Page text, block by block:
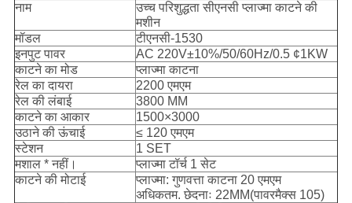
नाम
उच्च परिशुद्धता सीएनसी प्लाज्मा काटने की
मशीन
मॉडल
टीएनसी-1530
इनपुट पावर
AC 220V±10%/50/60Hz/0.5 ¢1KW
काटने का मोड
प्लाज्मा काटना
रेल का दायरा
2200 एमएम
रेल की लंबाई
3800 MM
काटने का आकार
1500×3000
उठाने की ऊंचाई
≤ 120 एमएम
स्टेशन
1 SET
मशाल * नहीं।
प्लाज्मा टॉर्च 1 सेट
काटने की मोटाई
प्लाज्मा: गुणवत्ता काटना 20 एमएम
अधिकतम. छेदनाः 22MM(पावरमैक्स 105)